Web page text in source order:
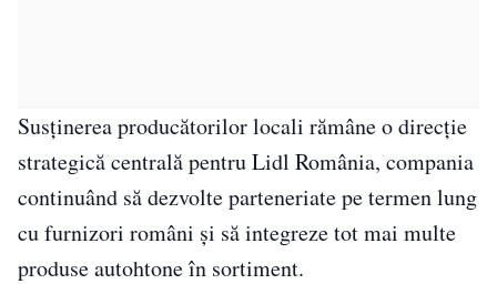
Susținerea producătorilor locali rămâne o direcție
strategică centrală pentru Lidl România, compania
continuând să dezvolte parteneriate pe termen lung
cu furnizori români și să integreze tot mai multe
produse autohtone în sortiment.